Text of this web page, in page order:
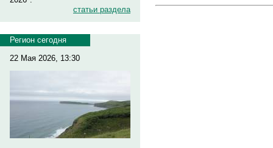
статьи раздела
Регион сегодня
22 Мая 2026, 13:30